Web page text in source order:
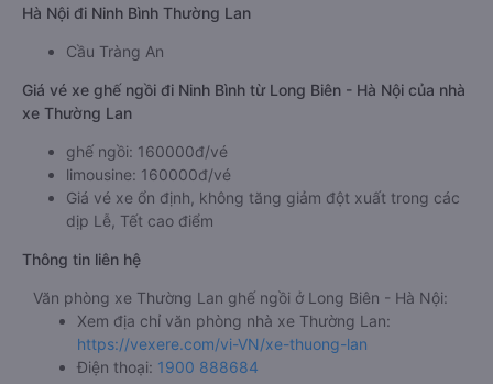
Hà Nội đi Ninh Bình Thường Lan
Cầu Tràng An
Giá vé xe ghế ngồi đi Ninh Bình từ Long Biên - Hà Nội của nhà
xe Thường Lan
ghế ngồi: 160000đ/vé
limousine: 160000đ/vé
Giá vé xe ổn định, không tăng giảm đột xuất trong các
dịp Lễ, Tết cao điểm
Thông tin liên hệ
Văn phòng xe Thường Lan ghế ngồi ở Long Biên - Hà Nội:
Xem địa chỉ văn phòng nhà xe Thường Lan:
https://vexere.com/vi-VN/xe-thuong-lan
Điện thoại: 1900 888684